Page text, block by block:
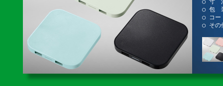
○ 寸
○ 包
○ コー
○ その